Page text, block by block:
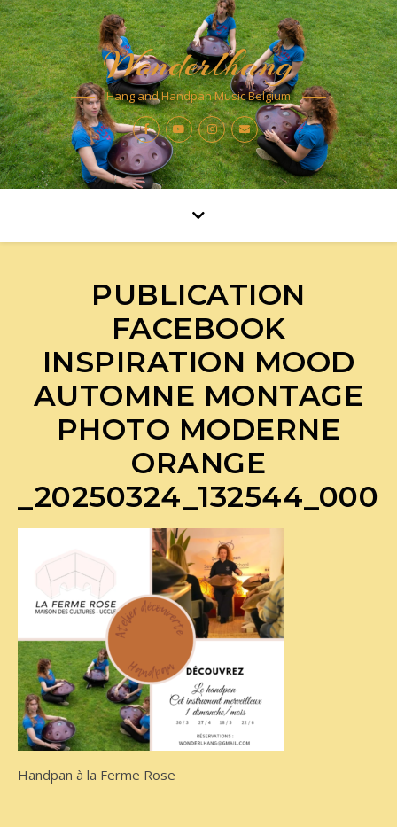
Wonderlhang
Hang and Handpan Music Belgium
PUBLICATION
FACEBOOK
INSPIRATION MOOD
AUTOMNE MONTAGE
PHOTO MODERNE
ORANGE
Handpan à la Ferme Rose